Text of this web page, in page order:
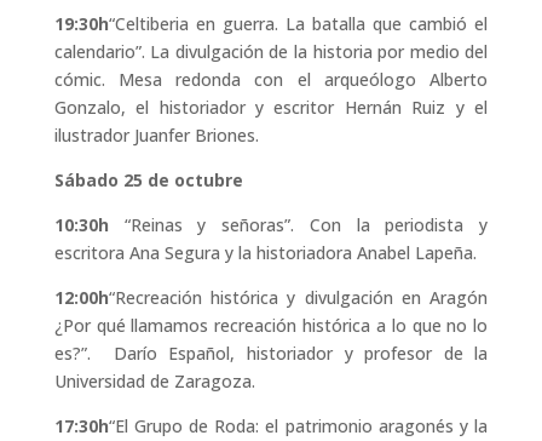
19:30h“Celtiberia en guerra. La batalla que cambió el
calendario”. La divulgación de la historia por medio del
cómic. Mesa redonda con el arqueólogo Alberto
Gonzalo, el historiador y escritor Hernán Ruiz y el
ilustrador Juanfer Briones.
Sábado 25 de octubre
10:30h “Reinas y señoras”. Con la periodista y
escritora Ana Segura y la historiadora Anabel Lapeña.
12:00h“Recreación histórica y divulgación en Aragón
¿Por qué llamamos recreación histórica a lo que no lo
es?”. Darío Español, historiador y profesor de la
Universidad de Zaragoza.
17:30h“El Grupo de Roda: el patrimonio aragonés y la